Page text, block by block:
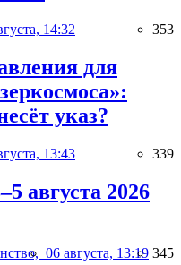
14:32 353
для
указ?
13:43 339
августа 2026
06 августа, 13:19 345